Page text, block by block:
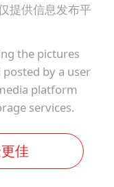
提供信息发布平
the pictures
by a user
platform
services.
佳